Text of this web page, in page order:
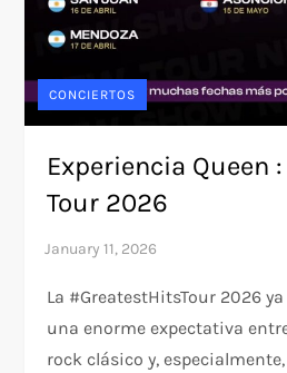
CONCIERTOS
Experiencia Queen
Tour 2026
La #GreatestHitsTour 2026
una enorme expectativa
rock clásico y,